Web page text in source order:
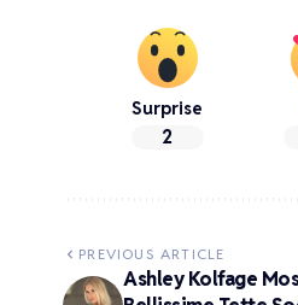
Surprise
2
PREVIOUS ARTICLE
Ashley Kolfage